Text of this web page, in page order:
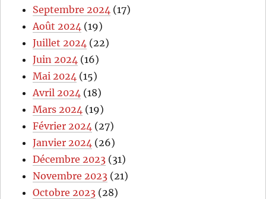
Septembre 2024 (17)
Août 2024 (19)
Juillet 2024 (22)
Juin 2024 (16)
Mai 2024 (15)
Avril 2024 (18)
Mars 2024 (19)
Février 2024 (27)
Janvier 2024 (26)
Décembre 2023 (31)
Novembre 2023 (21)
Octobre 2023 (28)